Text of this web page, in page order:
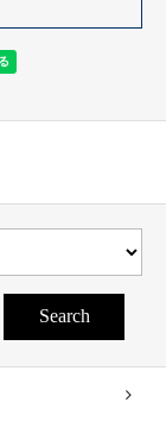
Search